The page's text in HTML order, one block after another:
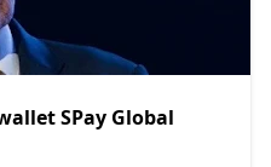
SPay Global